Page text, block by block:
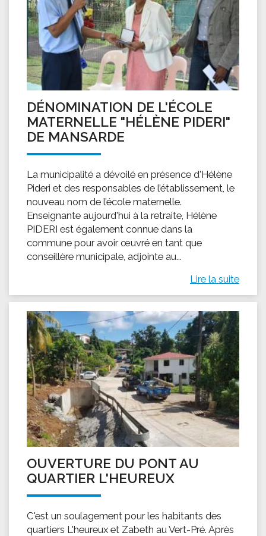
DÉNOMINATION DE L'ÉCOLE
MATERNELLE "HÉLÈNE PIDERI"
DE MANSARDE
La municipalité a dévoilé en présence d'Hélène
Pideri et des responsables de l’établissement, le
nouveau nom de l’école maternelle.
Enseignante aujourd'hui à la retraite, Hélène
PIDERI est également connue dans la
commune pour avoir œuvré en tant que
conseillère municipale, adjointe au...
Lire la suite
OUVERTURE DU PONT AU
QUARTIER L'HEUREUX
C'est un soulagement pour les habitants des
quartiers L'heureux et Zabeth au Vert-Pré. Après